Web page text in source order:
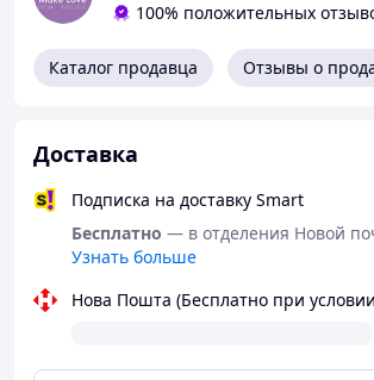
Аромат: нейтральный
Упаковка: пластиковая бутылка
Страна производитель: Германия
Состав: Aqua, Glycerin,
100% положительных
Каталог продавца Отзывы о
Доставка
Подписка на доставку Smart
Бесплатно — в отделения Новой
Узнать больше
Нова Пошта (Бесплатно при